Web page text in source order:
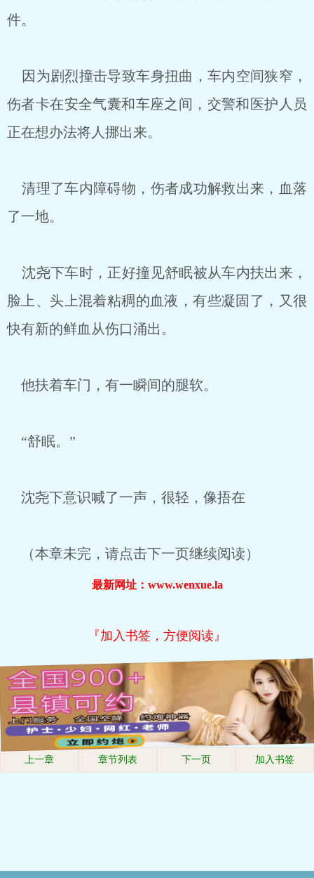
件。
因为剧烈撞击导致车身扭曲，车内空间狭窄，
伤者卡在安全气囊和车座之间，交警和医护人员
正在想办法将人挪出来。
清理了车内障碍物，伤者成功解救出来，血落
了一地。
沈尧下车时，正好撞见舒眠被从车内扶出来，
脸上、头上混着粘稠的血液，有些凝固了，又很
快有新的鲜血从伤口涌出。
他扶着车门，有一瞬间的腿软。
“舒眠。”
沈尧下意识喊了一声，很轻，像捂在
（本章未完，请点击下一页继续阅读）
最新网址：www.wenxue.la
『加入书签，方便阅读』
上一章 章节列表 下一页 加入书签